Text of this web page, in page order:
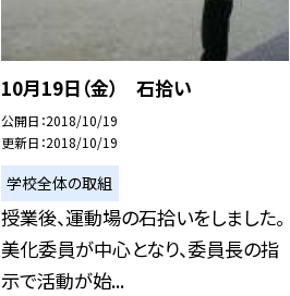
10月19日（金） 石拾い
公開日 2018/10/19
更新日 2018/10/19
学校全体の取組
授業後、運動場の石拾いをしました。
美化委員が中心となり、委員長の指
示で活動が始...